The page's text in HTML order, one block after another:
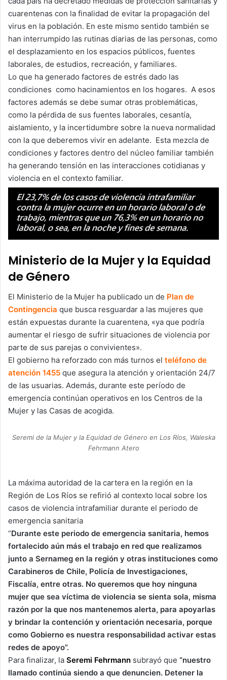
cuarentenas con la finalidad de evitar la propagación del
virus en la población. En este mismo sentido también se
han interrumpido las rutinas diarias de las personas, como
el desplazamiento en los espacios públicos, fuentes
laborales, de estudios, recreación, y familiares.
Lo que ha generado factores de estrés dado las
condiciones como hacinamientos en los hogares. A esos
factores además se debe sumar otras problemáticas,
como la pérdida de sus fuentes laborales, cesantía,
aislamiento, y la incertidumbre sobre la nueva normalidad
con la que deberemos vivir en adelante. Esta mezcla de
condiciones y factores dentro del núcleo familiar también
ha generando tensión en las interacciones cotidianas y
violencia en el contexto familiar.
Ministerio de la Mujer y la Equidad
de Género
El Ministerio de la Mujer ha publicado un de Plan de
Contingencia que busca resguardar a las mujeres que
están expuestas durante la cuarentena, «ya que podría
aumentar el riesgo de sufrir situaciones de violencia por
parte de sus parejas o convivientes».
El gobierno ha reforzado con más turnos el teléfono de
atención 1455 que asegura la atención y orientación 24/7
de las usuarias. Además, durante este período de
emergencia continúan operativos en los Centros de la
Mujer y las Casas de acogida.
Seremi de la Mujer y la Equidad de Género en Los Ríos, Waleska
Fehrmann Atero
La máxima autoridad de la cartera en la región en la
Región de Los Ríos se refirió al contexto local sobre los
casos de violencia intrafamiliar durante el periodo de
emergencia sanitaria
“Durante este periodo de emergencia sanitaria, hemos
fortalecido aún más el trabajo en red que realizamos
junto a Sernameg en la región y otras instituciones como
Carabineros de Chile, Policía de Investigaciones,
Fiscalía, entre otras. No queremos que hoy ninguna
mujer que sea víctima de violencia se sienta sola, misma
razón por la que nos mantenemos alerta, para apoyarlas
y brindar la contención y orientación necesaria, porque
como Gobierno es nuestra responsabilidad activar estas
redes de apoyo”.
Para finalizar, la Seremi Fehrmann subrayó que “nuestro
llamado continúa siendo a que denuncien. Detener la